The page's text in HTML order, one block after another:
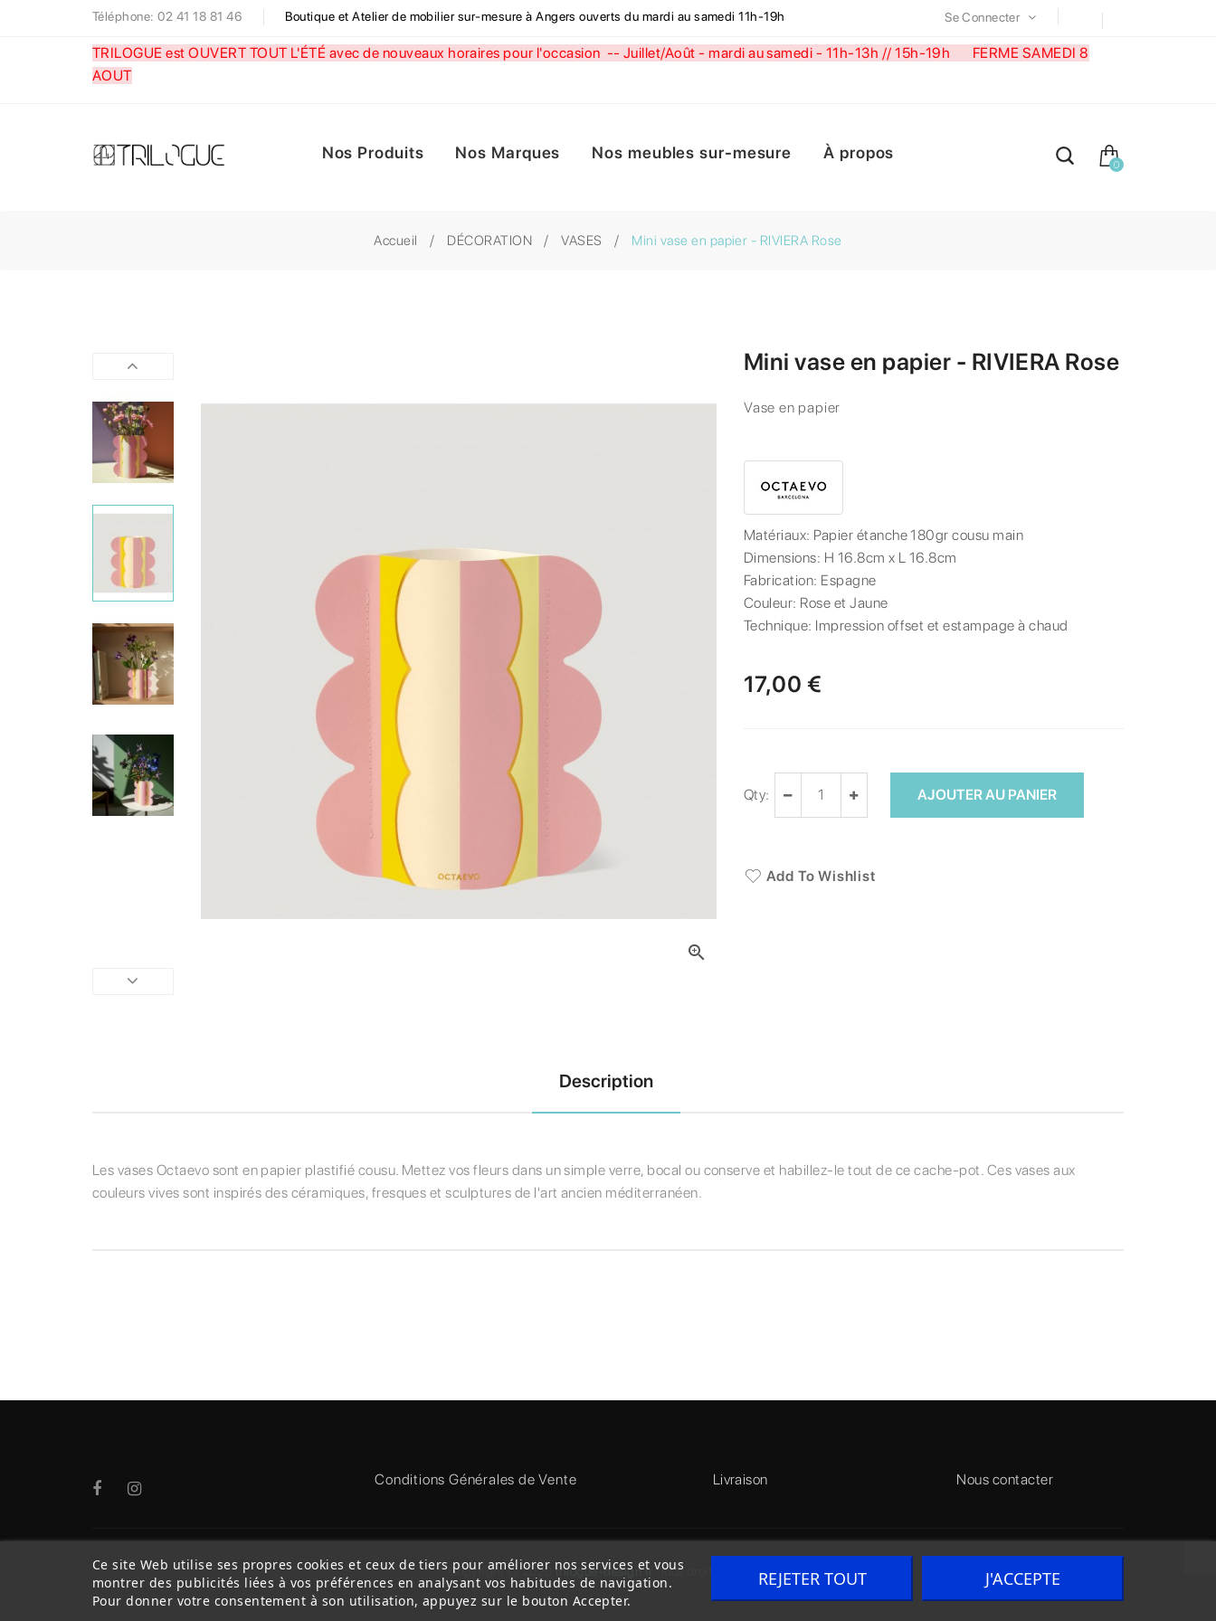
Téléphone: 02 41 18 81 46 Boutique et Atelier de mobilier sur-mesure à Angers ouverts du mardi au samedi 11h-19h Se Connecter
TRILOGUE est OUVERT TOUT L'ÉTÉ avec de nouveaux horaires pour l'occasion -- Juillet/Août - mardi au samedi - 11h-13h // 15h-19h FERME SAMEDI 8
AOUT
Nos Produits Nos Marques Nos meubles sur-mesure À propos
0
Accueil DÉCORATION VASES Mini vase en papier - RIVIERA Rose

Mini vase en papier - RIVIERA Rose
Vase en papier
Matériaux: Papier étanche 180gr cousu main
Dimensions: H 16.8cm x L 16.8cm
Fabrication: Espagne
Couleur: Rose et Jaune
Technique: Impression offset et estampage à chaud
17,00 €
Qty: AJOUTER AU PANIER
Add To Wishlist
Description
Les vases Octaevo sont en papier plastifié cousu. Mettez vos fleurs dans un simple verre, bocal ou conserve et habillez-le tout de ce cache-pot. Ces vases aux
couleurs vives sont inspirés des céramiques, fresques et sculptures de l'art ancien méditerranéen.
Conditions Générales de Vente Livraison Nous contacter
Copyright © 2020 trilogue-design.fr . Tous droits réservés
Ce site Web utilise ses propres cookies et ceux de tiers pour améliorer nos services et vous
montrer des publicités liées à vos préférences en analysant vos habitudes de navigation.
Pour donner votre consentement à son utilisation, appuyez sur le bouton Accepter.
REJETER TOUT J'ACCEPTE